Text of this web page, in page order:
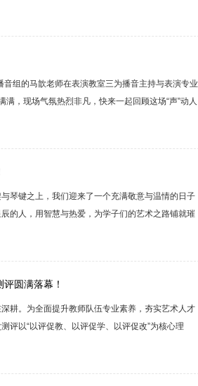
组的马歆老师在表演教室三为播音主持与表演专业
，现场气氛热烈非凡，快来一起回顾这场“声”动人
琴键之上，我们迎来了一个充满敬意与温情的日子
的人，用智慧与热爱，为学子们的艺术之路铺就璀
圆满落幕！
耕。为全面提升教师队伍专业素养，夯实艺术人才
评以“以评促教、以评促学、以评促改”为核心理